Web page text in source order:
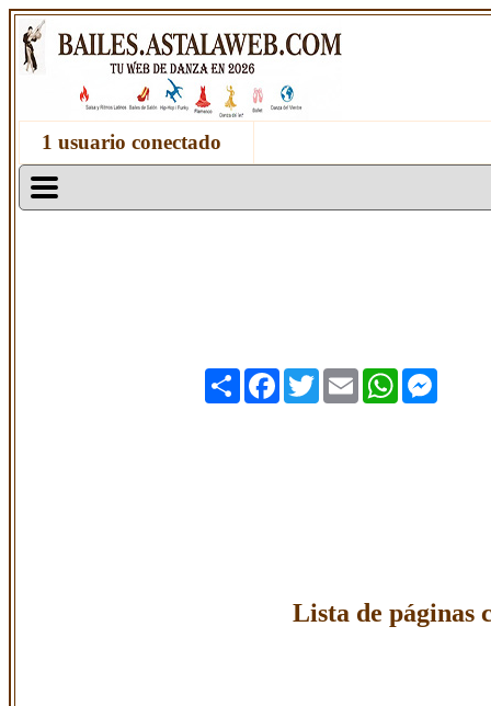
1 usuario conectado
Share Facebook
TwitterEmail WhatsApp
Lista de páginas